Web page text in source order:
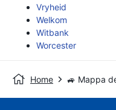
Vryheid
Welkom
Witbank
Worcester
Home 🚙 Mappa